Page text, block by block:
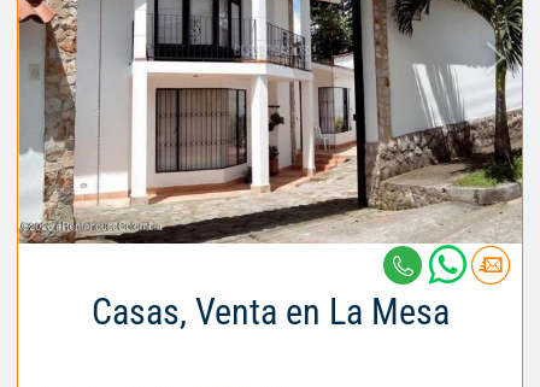
Casas, Venta en La Mesa